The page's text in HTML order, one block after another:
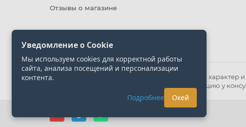
Отзывы о магазине
Информация на сайте носит ознакомительный характер
представленных на сайте. Уточняйте информацию у
Уведомление о Cookie
Мы используем cookies для корректной работы
сайта, анализа посещений и персонализации
контента.
Подробнее Окей